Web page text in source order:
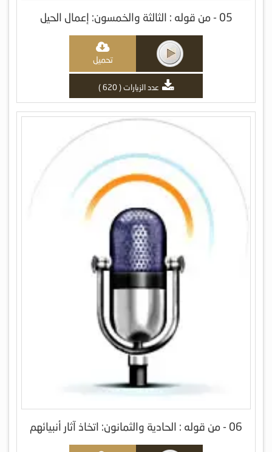
05 - من قوله : الثالثة والخمسون: إعمال الحيل
تحميل
عدد الزيارات ( 620 )
06 - من قوله : الحادية والثمانون: اتخاذ آثار أنبيائهم